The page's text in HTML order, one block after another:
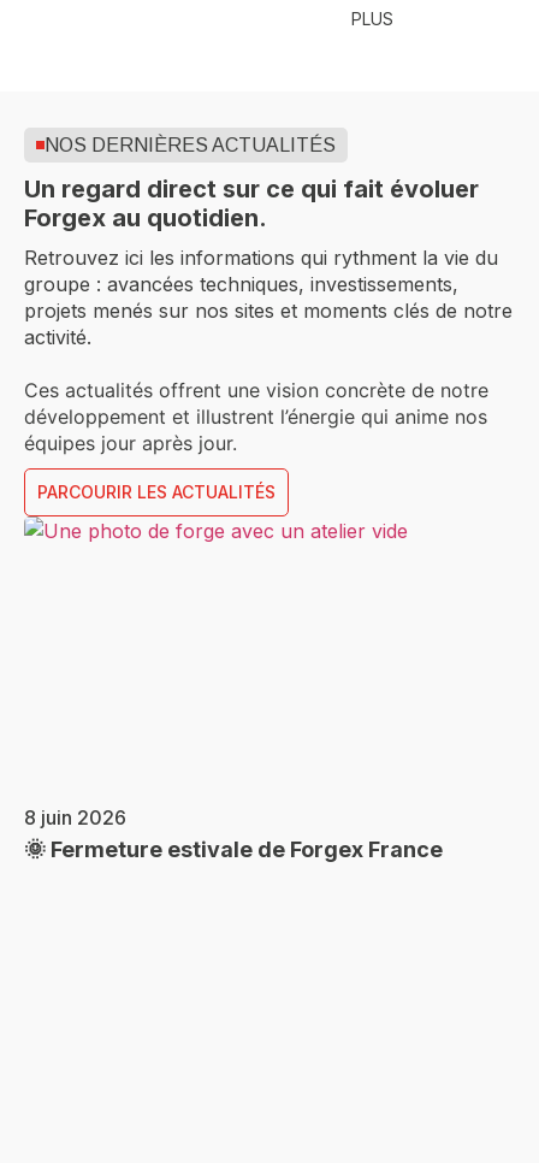
PLUS
NOS DERNIÈRES ACTUALITÉS
Un regard direct sur ce qui fait évoluer
Forgex au quotidien.
Retrouvez ici les informations qui rythment la vie du
groupe : avancées techniques, investissements,
projets menés sur nos sites et moments clés de notre
activité.
Ces actualités offrent une vision concrète de notre
développement et illustrent l’énergie qui anime nos
équipes jour après jour.
PARCOURIR LES ACTUALITÉS
🌞 Fermeture estivale de Forgex France
8 juin 2026